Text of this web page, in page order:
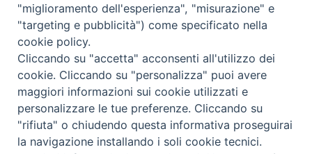
seguici su
Channel
Informativa Privacy
COPYRIGHT © 2013-2025
"miglioramento dell'esperienza", "misurazione" e
"targeting e pubblicità") come specificato nella
cookie policy.
Cliccando su "accetta" acconsenti all'utilizzo dei
cookie. Cliccando su "personalizza" puoi avere
maggiori informazioni sui cookie utilizzati e
personalizzare le tue preferenze. Cliccando su
"rifiuta" o chiudendo questa informativa proseguirai
la navigazione installando i soli cookie tecnici.